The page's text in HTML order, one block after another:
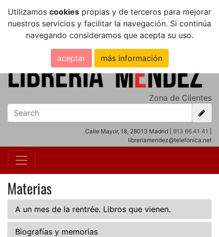
Utilizamos cookies propias y de terceros para mejorar
nuestros servicios y facilitar la navegación. Si continúa
navegando consideramos que acepta su uso.
aceptar más información
Zona de Clientes
Calle Mayor, 18, 28013 Madrid | 913 66 41 41
libreriamendez@telefonica.net
Materias
A un mes de la rentrée. Libros que vienen.
Biografías y memorias